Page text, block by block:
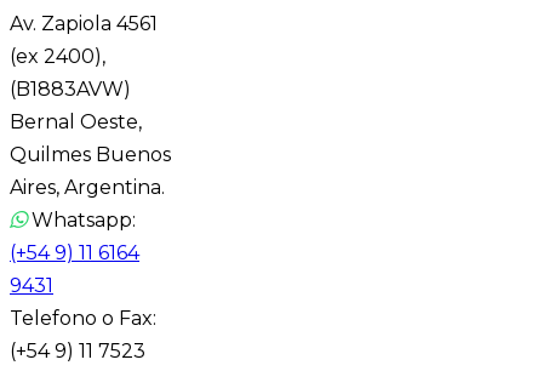
Av. Zapiola 4561
(ex 2400),
(B1883AVW)
Bernal Oeste,
Quilmes Buenos
Aires, Argentina.
Whatsapp:
(+54 9) 11 6164
9431
Telefono o Fax:
(+54 9) 11 7523